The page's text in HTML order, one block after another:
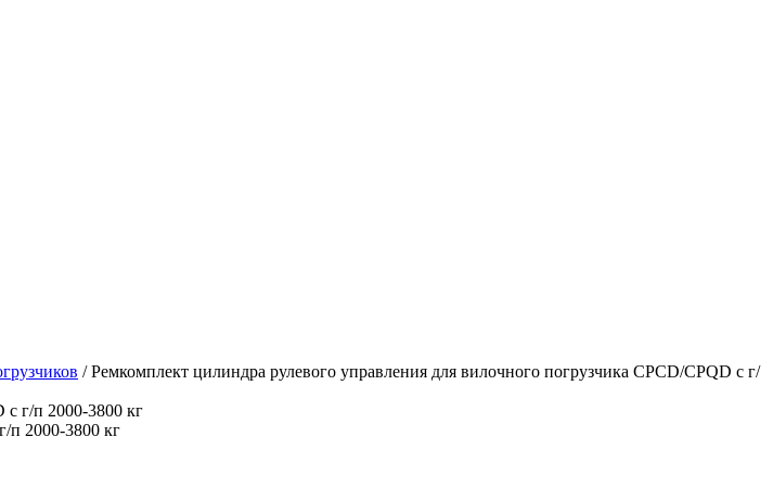
/Ремкомплект цилиндра рулевого управления для вилочного погрузчика CPCD/CPQD с г/